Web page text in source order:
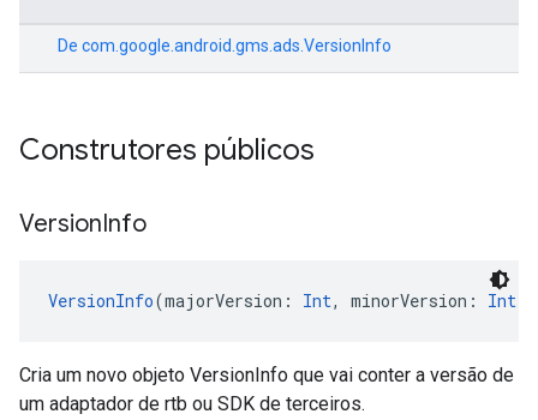
De com.google.android.gms.ads.VersionInfo
Construtores públicos
VersionInfo
VersionInfo(majorVersion: Int, minorVersion: Int
Cria um novo objeto VersionInfo que vai conter a versão de
um adaptador de rtb ou SDK de terceiros.